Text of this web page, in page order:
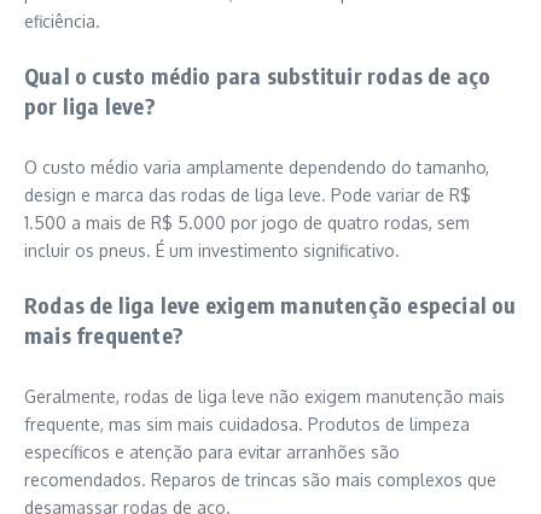
eficiência.
Qual o custo médio para substituir rodas de aço
por liga leve?
O custo médio varia amplamente dependendo do tamanho,
design e marca das rodas de liga leve. Pode variar de R$
1.500 a mais de R$ 5.000 por jogo de quatro rodas, sem
incluir os pneus. É um investimento significativo.
Rodas de liga leve exigem manutenção especial ou
mais frequente?
Geralmente, rodas de liga leve não exigem manutenção mais
frequente, mas sim mais cuidadosa. Produtos de limpeza
específicos e atenção para evitar arranhões são
recomendados. Reparos de trincas são mais complexos que
desamassar rodas de aço.